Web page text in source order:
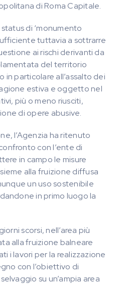
di Roma Capitale.
di ‘monumento
tuttavia a sottrarre
ai rischi derivanti da
del territorio
particolare all’assalto dei
estiva e oggetto nel
più o meno riusciti,
di opere abusive.
l’Agenzia ha ritenuto
con l’ente di
in campo le misure
alla fruizione diffusa
un uso sostenibile
in primo luogo la
scorsi, nell’area più
alla fruizione balneare
i lavori per la realizzazione
con l’obiettivo di
su un’ampia area